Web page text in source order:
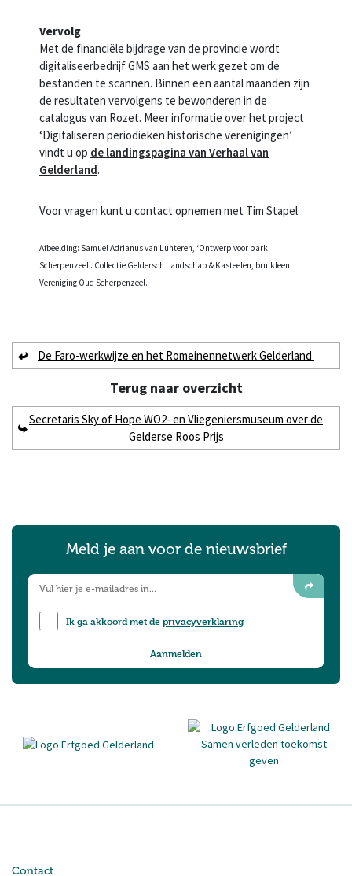
Vervolg
Met de financiële bijdrage van de provincie wordt
digitaliseerbedrijf GMS aan het werk gezet om de
bestanden te scannen. Binnen een aantal maanden zijn
de resultaten vervolgens te bewonderen in de
catalogus van Rozet. Meer informatie over het project
‘Digitaliseren periodieken historische verenigingen’
vindt u op de landingspagina van Verhaal van
Gelderland.
Voor vragen kunt u contact opnemen met Tim Stapel.
Afbeelding: Samuel Adrianus van Lunteren, ‘Ontwerp voor park
Scherpenzeel’. Collectie Geldersch Landschap & Kasteelen, bruikleen
Vereniging Oud Scherpenzeel.
De Faro-werkwijze en het Romeinennetwerk Gelderland
Terug naaroverzicht
Secretaris Sky of Hope WO2- en Vliegeniersmuseum over de
Gelderse Roos Prijs
Meld je aan voor de nieuwsbrief
Ik ga akkoord met deprivacyverklaring
Contact